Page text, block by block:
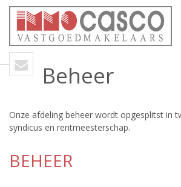
Beheer
Onze afdeling beheer wordt opgesplitst in
syndicus en rentmeesterschap.
BEHEER